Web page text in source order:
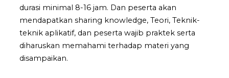
durasi minimal 8-16 jam. Dan peserta akan
mendapatkan sharing knowledge, Teori, Teknik-
teknik aplikatif, dan peserta wajib praktek serta
diharuskan memahami terhadap materi yang
disampaikan.